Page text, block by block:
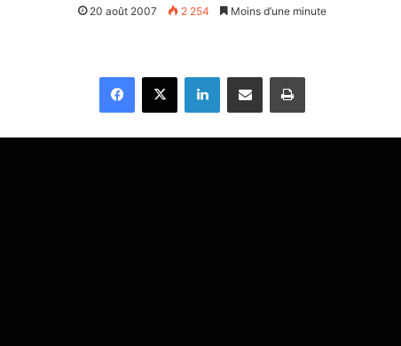
20 août 2007 2 254 Moins d’une minute
Facebook
X LinkedinPartager par email Imprimer